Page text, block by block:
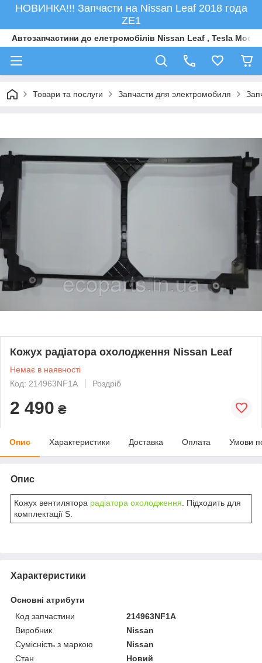
НОВИНКА!!! Запчасти на Nissan Leaf 2018 года
ZE1
Автозапчастини до елетромобiлiв Nissan Leaf , Tesla Model
Товари та послуги Запчасти для электромобиля
Кожух радіатора охолодження Nissan Leaf
Немає в наявності
Код: 214963NF1A
Роздріб
2 490 ₴
Опис Характеристики Доставка Оплата Умови
Опис
Кожух вентилятора радіатора охолодження . Підходить для
комплектації S.
Характеристики
Основні атрибути
Код запчастини
214963NF1A
Виробник
Nissan
Сумісність з маркою
Nissan
Стан
Новий